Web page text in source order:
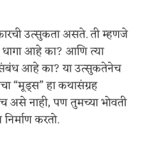
उत्सुकता असते. ती म्हणजे
धागा आहे का? आणि त्या
संबंध आहे का? या उत्सुकतेनेच
“मूड्स” हा कथासंग्रह
असे नाही, पण तुमच्या भोवती
करतो.